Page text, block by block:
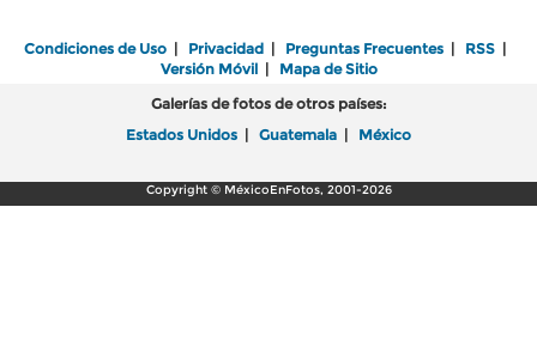
Condiciones de Uso | Privacidad | Preguntas Frecuentes | RSS |
Versión Móvil| Mapa de Sitio
Galerías de fotos de otros países:
Estados Unidos | Guatemala | México
Copyright © MéxicoEnFotos, 2001-2026